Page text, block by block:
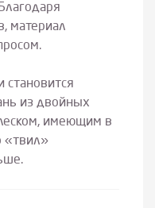
материал
становится
из двойных
имеющим в
«твил»